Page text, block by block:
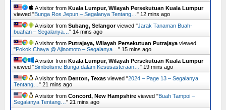
A visitor from Kuala Lumpur, Wilayah Persekutuan Kuala Lumpur
viewed "Bunga Ros Jepun – Segalanya Tentang… " 12 mins ago
A visitor from Subang, Selangorviewed "Jarak Tanaman Buah-
buahan – Segalanya… " 14 mins ago
A visitor from Putrajaya, Wilayah Persekutuan Putrajaya viewed
"Pokok Chaya @ Ajinomoto – Segalanya… " 15 mins ago
A visitor from Kuala Lumpur, Wilayah Persekutuan Kuala Lumpur
viewed "Simbolisme Bunga dalam Kesusasteraan… " 19 mins ago
A visitor from Denton, Texas viewed "2024 – Page 13 – Segalanya
Tentang… " 21 mins ago
A visitor from Concord, New Hampshire viewed "Buah Tampoi –
Segalanya Tentang… " 21 mins ago